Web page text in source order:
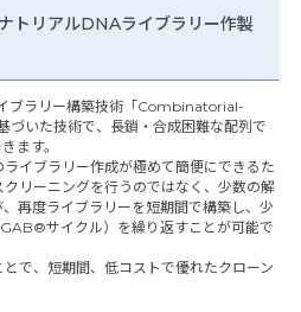
トリアルDNAライブラリー作製
ブラリー構築技術「Combinatorial-
いた技術で、長鎖・合成困難な配列で
ます。
イブラリー作成が極めて簡便にできるた
リーニングを行うのではなく、少数の解
再度ライブラリーを短期間で構築し、少
サイクル）を繰り返すことが可能で
で、短期間、低コストで優れたクローン